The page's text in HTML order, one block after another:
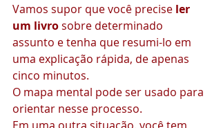
Vamos supor que você precise ler
um livro sobre determinado
assunto e tenha que resumi-lo em
uma explicação rápida, de apenas
cinco minutos.
O mapa mental pode ser usado para
orientar nesse processo.